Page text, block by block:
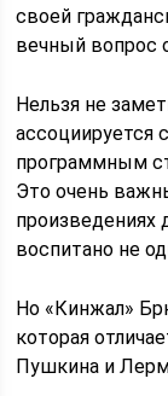
своей
вечный вопрос
Нельзя не
ассоциируется
программным
Это очень
произведениях
воспитано не
Но «Кинжал»
которая
Пушкина и